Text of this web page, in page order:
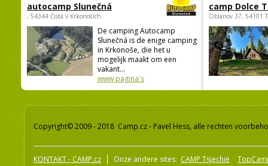
autocamp Slunečná
, 54344 Čistá v Krkonoších
De camping Autocamp
Slunečná is de enige camping
in Krkonoše, die het u
mogelijk maakt om een
vakant...
www pagina's
camp Dolce
Oblanov 37, 54101
Copyright© 2009 - 2018 Camp.cz - Pavel Hess, alle rechten
KONTAKT - CAMP.cz Onze andere sites: CAMP Tsjechië